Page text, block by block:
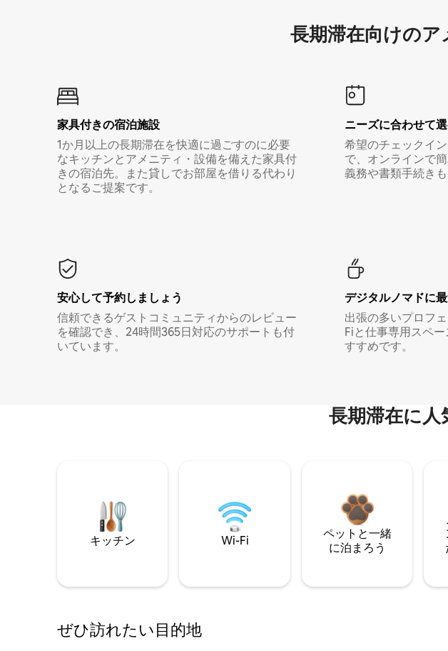
長期滞在向け⁠の
家具付き⁠の宿⁠泊⁠施⁠設
1か月以上の長期滞在を快適に過ごすのに必要
なキッチンとアメニティ・設備を備えた家具付
きの宿泊先。また貸しでお部屋を借りる代わり
となるご提案です。
ニーズに合わせて
希望のチェックイ
で、オンラインで
義務や書類手続き
安心して予約しましょう
信頼できるゲストコミュニティからのレビュー
を確認でき、24時間365日対応のサポートも付
いています。
デジタルノマド⁠に
出張の多いプロフ
Fiと仕事専用スペ
すすめです。
長期滞在に
キッチン Wi-Fi
ペットと一緒
に泊まろう
ぜひ訪⁠れ⁠た⁠い目⁠的⁠地